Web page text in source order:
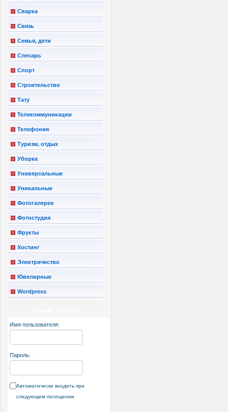
Сварка
Связь
Семья, дети
Слесарь
Спорт
Строительство
Тату
Телекоммуникации
Телефония
Туризм, отдых
Уборка
Универсальные
Уникальные
Фотогалерея
Фотостудия
Фрукты
Хостинг
Электричество
Ювелирные
Wordpress
Имя пользователя:
Пароль:
Автоматически входить при
следующем посещении